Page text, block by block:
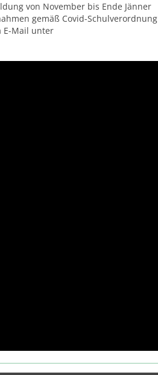
von November bis Ende Jänner
gemäß Covid-Schulverordnung
E-Mail unter